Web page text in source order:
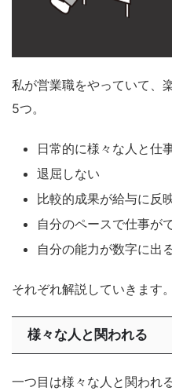
私が営業職をやっていて、
5つ。
日常的に様々な人と仕
退屈しない
比較的成果が給与に反
自分のペースで仕事が
自分の能力が数字に出
それぞれ解説していきます。
様々な人と関われる
一つ目は様々な人と関われ